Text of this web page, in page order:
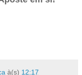
à(s) 12:17